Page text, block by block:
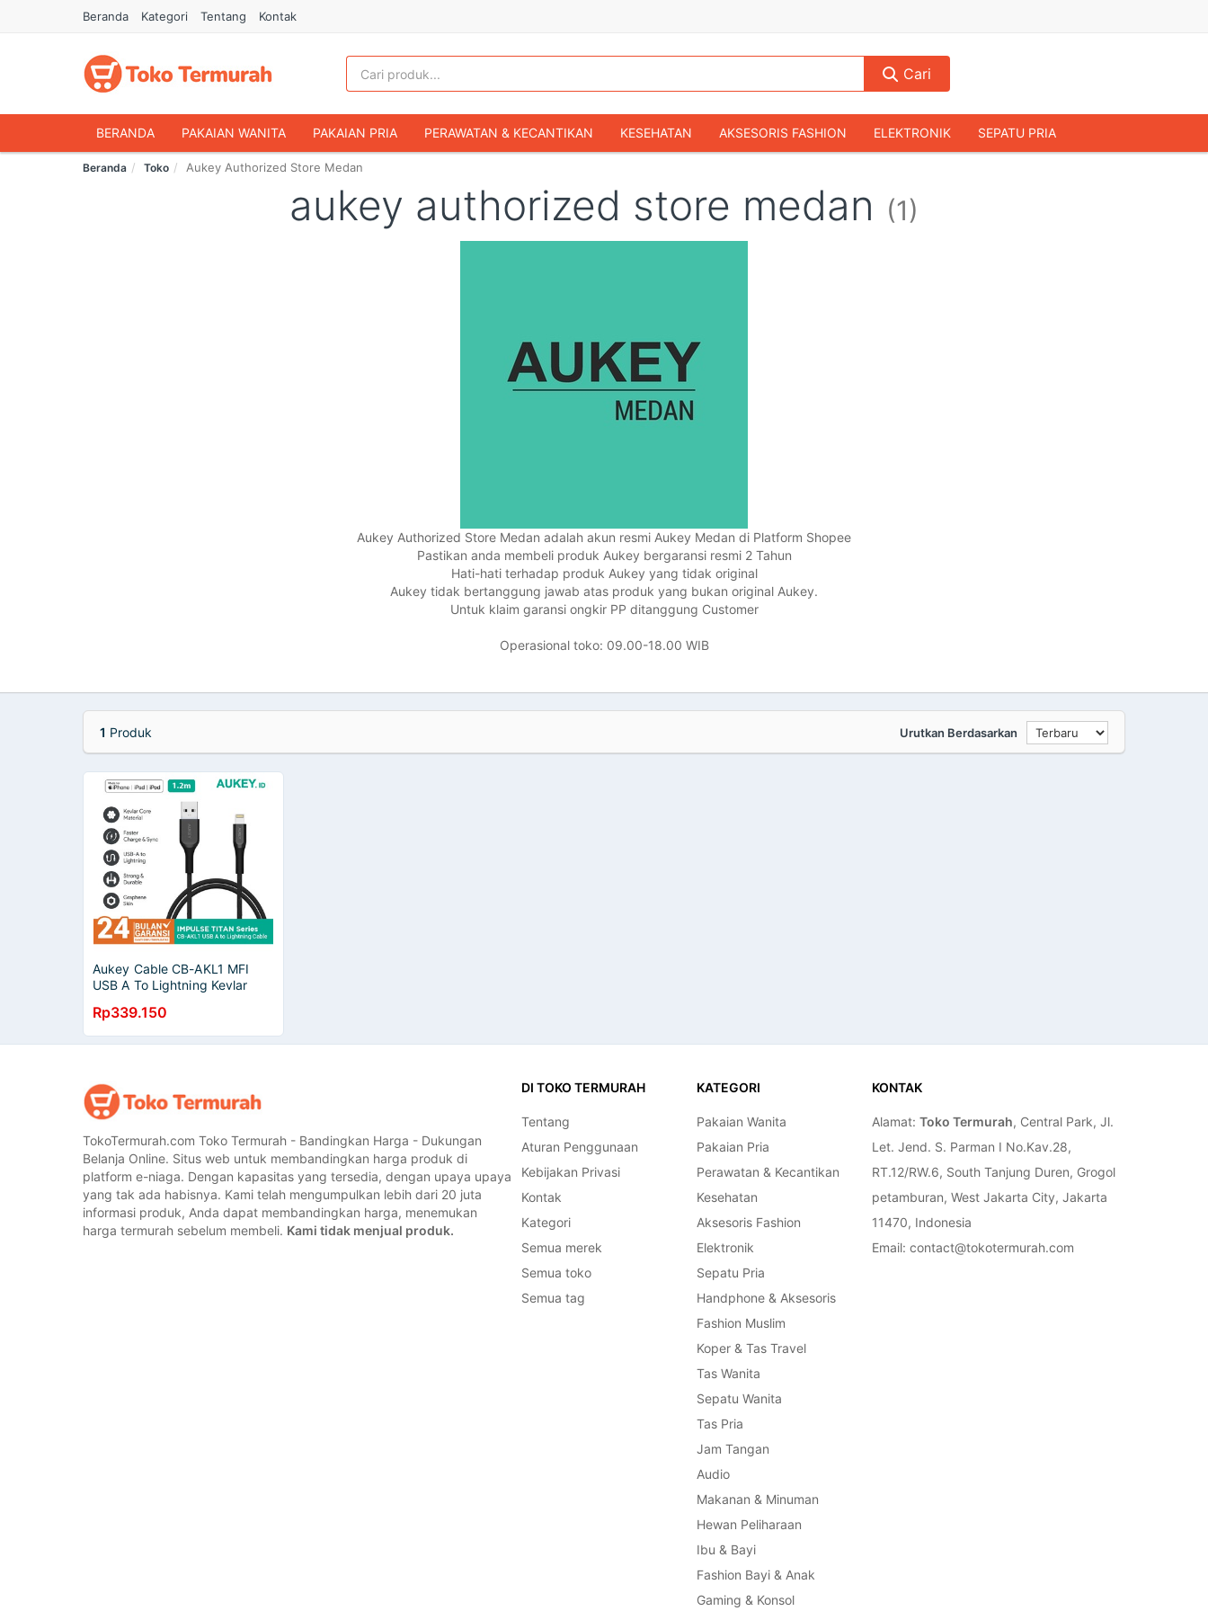
Beranda Kategori Tentang Kontak
Cari
BERANDA PAKAIAN WANITA PAKAIAN PRIA PERAWATAN & KECANTIKAN KESEHATAN AKSESORIS FASHION ELEKTRONIK SEPATU PRIA
HANDPHONE & AKSESORIS FASHION MUSLIM
HEWAN PELIHARAAN IBU & BAYI FASHION BAYI & ANAK GAMING & KONSOL KAMERA & DRONE
HOBI & KOLEKSI MOBIL SEPEDA MOTOR BUKU & MAJALAH
Beranda Toko Aukey Authorized Store Medan
aukey authorized store medan (1)
Aukey Authorized Store Medan adalah akun resmi Aukey Medan di Platform Shopee
Pastikan anda membeli produk Aukey bergaransi resmi 2 Tahun
Hati-hati terhadap produk Aukey yang tidak original
Aukey tidak bertanggung jawab atas produk yang bukan original Aukey.
Untuk klaim garansi ongkir PP ditanggung Customer
Operasional toko: 09.00-18.00 WIB
1 Produk Urutkan Berdasarkan
Aukey Cable CB-AKL1 MFI
USB A To Lightning Kevlar
Rp339.150
TokoTermurah.com Toko Termurah - Bandingkan Harga - Dukungan
Belanja Online. Situs web untuk membandingkan harga produk di
platform e-niaga. Dengan kapasitas yang tersedia, dengan upaya upaya
yang tak ada habisnya. Kami telah mengumpulkan lebih dari 20 juta
informasi produk, Anda dapat membandingkan harga, menemukan
harga termurah sebelum membeli. Kami tidak menjual produk.
DI TOKO TERMURAH
Tentang
Aturan Penggunaan
Kebijakan Privasi
Kontak
Kategori
Semua merek
Semua toko
Semua tag
KATEGORI
Pakaian Wanita
Pakaian Pria
Perawatan & Kecantikan
Kesehatan
Aksesoris Fashion
Elektronik
Sepatu Pria
Handphone & Aksesoris
Fashion Muslim
Koper & Tas Travel
Tas Wanita
Sepatu Wanita
Tas Pria
Jam Tangan
Audio
Makanan & Minuman
Hewan Peliharaan
Ibu & Bayi
Fashion Bayi & Anak
Gaming & Konsol
KONTAK
Alamat: Toko Termurah, Central Park, Jl.
Let. Jend. S. Parman I No.Kav.28,
RT.12/RW.6, South Tanjung Duren, Grogol
petamburan, West Jakarta City, Jakarta
11470, Indonesia
Email: contact@tokotermurah.com